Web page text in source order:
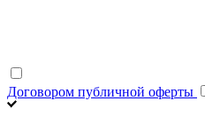
Договором публичной оферты